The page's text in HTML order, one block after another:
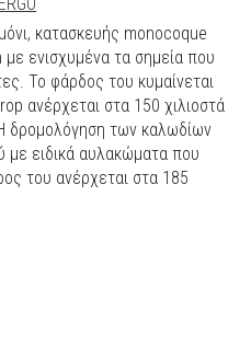
κατασκευής monocoque
ενισχυμένα τα σημεία που
Το φάρδος του κυμαίνεται
ανέρχεται στα 150 χιλιοστά
δρομολόγηση των καλωδίων
με ειδικά αυλακώματα που
του ανέρχεται στα 185